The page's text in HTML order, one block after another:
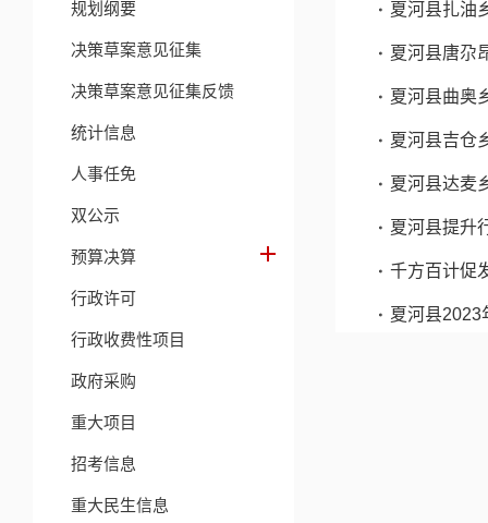
规划纲要
决策草案意见征集
决策草案意见征集反馈
统计信息
人事任免
双公示
预算决算
行政许可
行政收费性项目
政府采购
重大项目
招考信息
重大民生信息
夏河县扎油
夏河县唐尕
夏河县曲奥
夏河县吉仓
夏河县达麦
夏河县提升
千方百计促
夏河县2023